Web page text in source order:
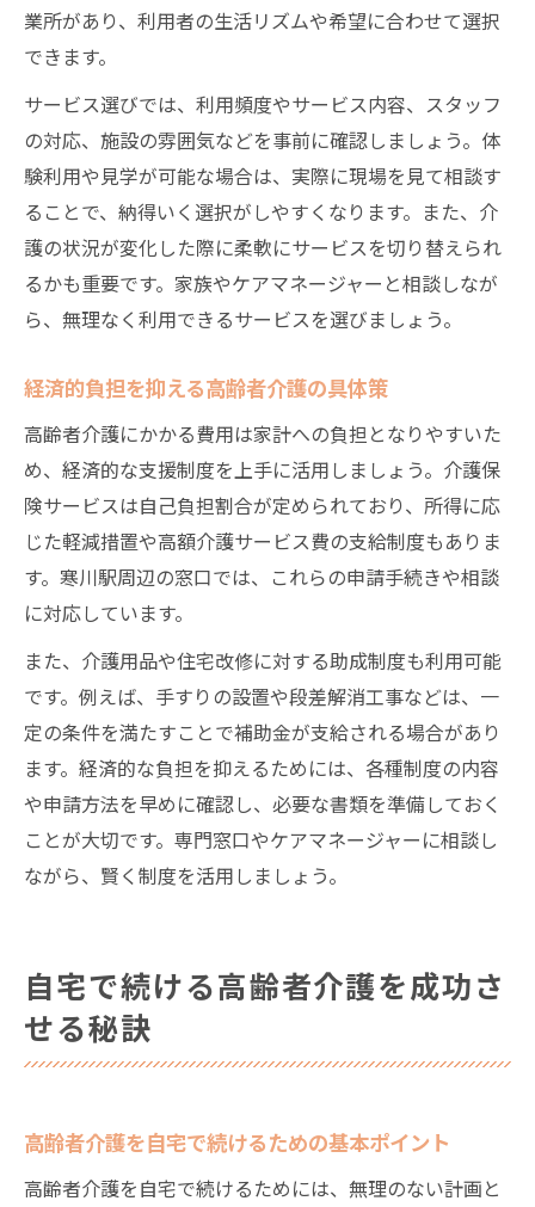
業所があり、利用者の生活リズムや希望に合わせて選択
できます。
サービス選びでは、利用頻度やサービス内容、スタッフ
の対応、施設の雰囲気などを事前に確認しましょう。体
験利用や見学が可能な場合は、実際に現場を見て相談す
ることで、納得いく選択がしやすくなります。また、介
護の状況が変化した際に柔軟にサービスを切り替えられ
るかも重要です。家族やケアマネージャーと相談しなが
ら、無理なく利用できるサービスを選びましょう。
経済的負担を抑える高齢者介護の具体策
高齢者介護にかかる費用は家計への負担となりやすいた
め、経済的な支援制度を上手に活用しましょう。介護保
険サービスは自己負担割合が定められており、所得に応
じた軽減措置や高額介護サービス費の支給制度もありま
す。寒川駅周辺の窓口では、これらの申請手続きや相談
に対応しています。
また、介護用品や住宅改修に対する助成制度も利用可能
です。例えば、手すりの設置や段差解消工事などは、一
定の条件を満たすことで補助金が支給される場合があり
ます。経済的な負担を抑えるためには、各種制度の内容
や申請方法を早めに確認し、必要な書類を準備しておく
ことが大切です。専門窓口やケアマネージャーに相談し
ながら、賢く制度を活用しましょう。
自宅で続ける高齢者介護を成功さ
せる秘訣
高齢者介護を自宅で続けるための基本ポイント
高齢者介護を自宅で続けるためには、無理のない計画と